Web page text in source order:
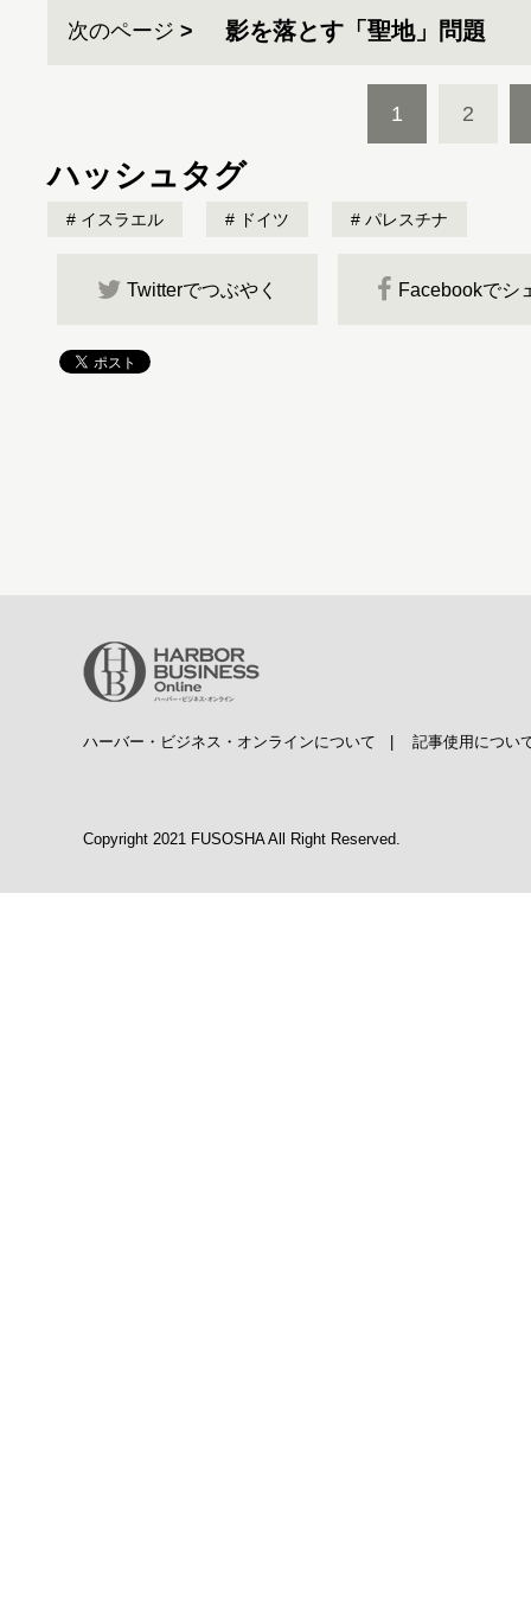
次のページ 影を落とす「聖地」問題
1 2
ハッシュタグ
イスラエル ドイツ パレスチナ
Twitterでつぶやく Facebookでシ
ハーバー・ビジネス・オンラインについて 記事使用につい
Copyright 2021 FUSOSHA All Right Reserved.